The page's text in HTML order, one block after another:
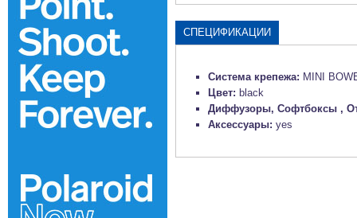
СПЕЦИФИКАЦИИ
Система крепежа: MINI
Цвет: black
Диффузоры, Софтбоксы ,
Аксессуары: yes